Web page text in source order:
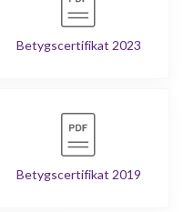
Betygscertifikat 2023
Betygscertifikat 2019